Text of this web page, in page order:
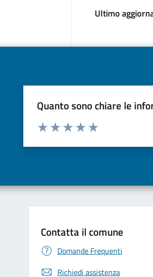
Ultimo
Quanto sono chiare le
Valuta da 1 a 5 stelle la pagina
Contatta il comune
Domande Frequenti
Richiedi assistenza